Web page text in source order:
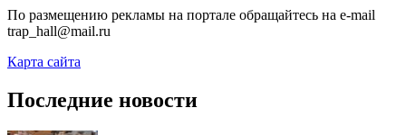
По размещению рекламы на портале обращайтесь на e-mail
trap_hall@mail.ru
Карта сайта
Последние новости